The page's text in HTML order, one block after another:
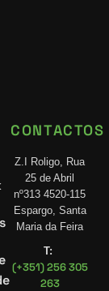
CONTACTOS
Z.I Roligo, Rua
25 de Abril
nº313 4520-115
Espargo, Santa
Maria da Feira
T:
(+351) 256 305
263